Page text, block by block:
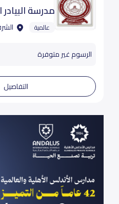
مدرسة البيادر
عالمية
الرسوم غير متوفرة
التفاصيل